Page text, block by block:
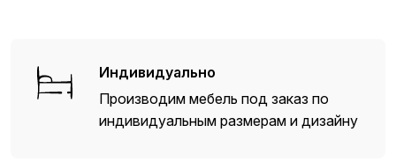
Индивидуально
Производим мебель под заказ по
индивидуальным размерам и дизайну